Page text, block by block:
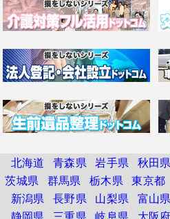
北海道 青森県 岩手県 秋田県
茨城県 群馬県 栃木県 東京都
新潟県 長野県 山梨県 富山県
静岡県
三重県 岐阜県 大阪府